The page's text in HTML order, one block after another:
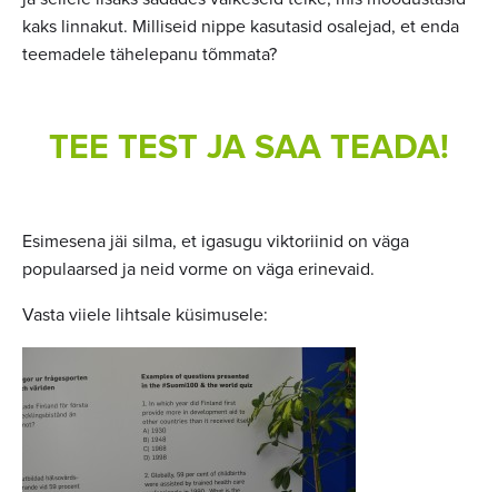
kaks linnakut. Milliseid nippe kasutasid osalejad, et enda
teemadele tähelepanu tõmmata?
TEE TEST JA SAA TEADA!
Esimesena jäi silma, et igasugu viktoriinid on väga
populaarsed ja neid vorme on väga erinevaid.
Vasta viiele lihtsale küsimusele: